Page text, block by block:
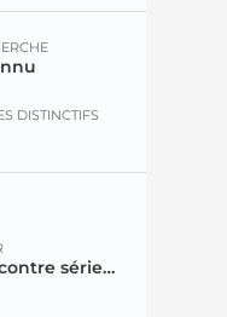
DISTINCTIFS
Rencontre sérieuse